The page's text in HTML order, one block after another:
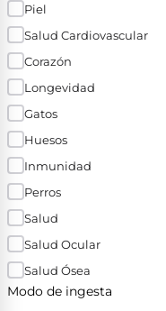
Piel
Salud Cardiovascular
Corazón
Longevidad
Gatos
Huesos
Inmunidad
Perros
Salud
Salud Ocular
Salud Ósea
Modo de ingesta